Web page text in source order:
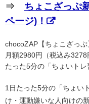
⇒ ちょこざっぷ
ページ)！
chocoZAP【ちょこざっぷ
月額2980円（税込み
たった5分の「ちょいト
1日たった5分の「ちょい
け・運動嫌いな人向けの